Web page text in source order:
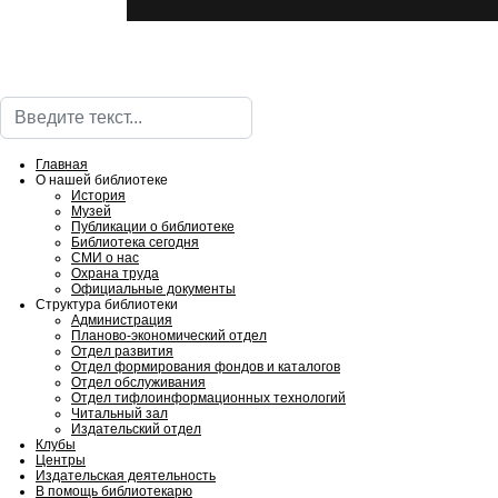
Поиск
Главная
О нашей библиотеке
История
Музей
Публикации о библиотеке
Библиотека сегодня
СМИ о нас
Охрана труда
Официальные документы
Структура библиотеки
Администрация
Планово-экономический отдел
Отдел развития
Отдел формирования фондов и каталогов
Отдел обслуживания
Отдел тифлоинформационных технологий
Читальный зал
Издательский отдел
Клубы
Центры
Издательская деятельность
В помощь библиотекарю